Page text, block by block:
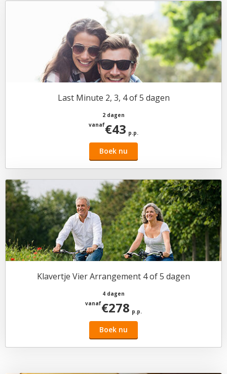
Last Minute 2, 3, 4 of 5 dagen
2 dagen
vanaf€43 p.p.
Boek nu
Klavertje Vier Arrangement 4 of 5 dagen
4 dagen
vanaf€278 p.p.
Boek nu